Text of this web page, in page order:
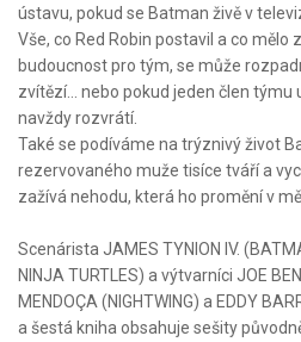
ústavu, pokud se Batman živě v
Vše, co Red Robin postavil a co mělo
budoucnost pro tým, se může
zvítězí... nebo pokud jeden člen
navždy rozvrátí.
Také se podíváme na trýznivý život
rezervovaného muže tisíce tváří a
zažívá nehodu, která ho promění v
Scenárista JAMES TYNION IV.
NINJA TURTLES) a výtvarníci JOE
MENDOÇA (NIGHTWING) a EDDY
a šestá kniha obsahuje sešity